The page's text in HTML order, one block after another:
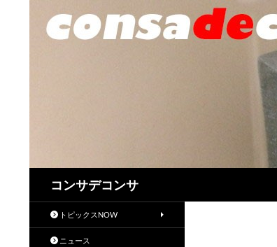
コンサデコンサ
トピックスNOW
ニュース